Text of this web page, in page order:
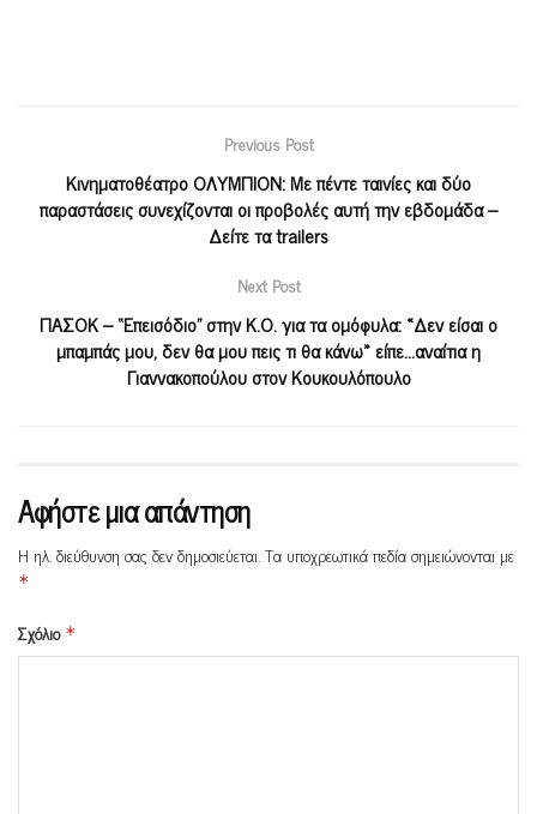
Previous Post
Κινηματοθέατρο ΟΛΥΜΠΙΟΝ: Με πέντε ταινίες και δύο
παραστάσεις συνεχίζονται οι προβολές αυτή την εβδομάδα –
Δείτε τα trailers
Next Post
ΠΑΣΟΚ – “Επεισόδιο” στην Κ.Ο. για τα ομόφυλα: «Δεν είσαι ο
μπαμπάς μου, δεν θα μου πεις τι θα κάνω» είπε…αναίτια η
Γιαννακοπούλου στον Κουκουλόπουλο
Αφήστε μια απάντηση
Η ηλ. διεύθυνση σας δεν δημοσιεύεται.Τα υποχρεωτικά πεδία σημειώνονται με
*
Σχόλιο *